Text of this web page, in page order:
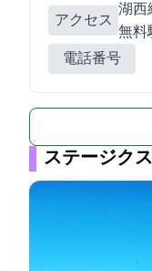
アクセス
JR湖
無料
電話番号
ステージク